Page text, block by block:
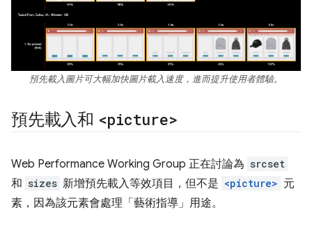
預先載入圖片可大幅加快圖片載入速度，進而提升使用者體驗。
預先載入和 <picture>
Web Performance Working Group 正在討論為 srcset
和 sizes 新增預先載入等效項目，但不是 <picture> 元
素，因為該元素會處理「藝術指導」 用途。